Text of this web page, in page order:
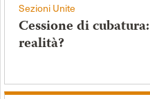
Sezioni Unite
Cessione di
realità?